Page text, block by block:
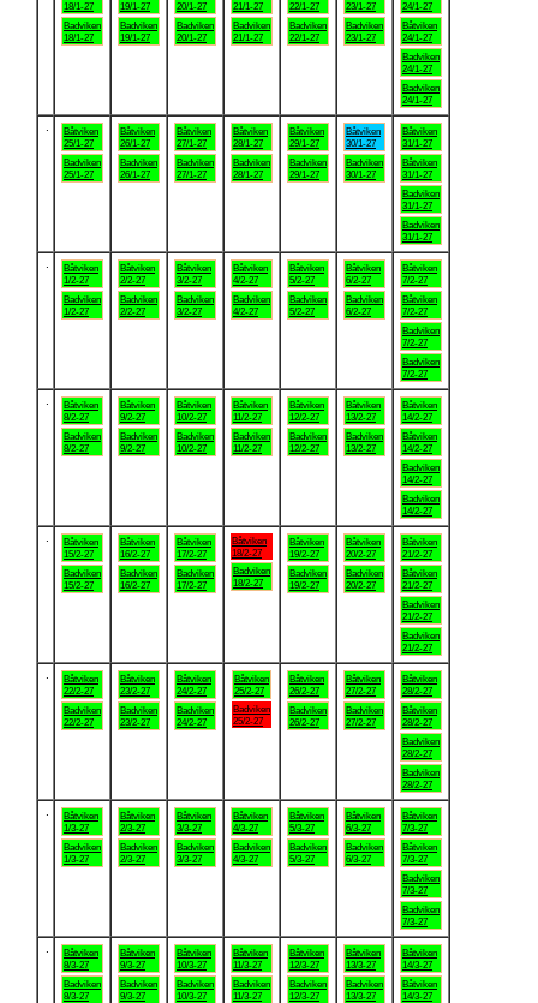
18/1-27
Badviken
18/1-27
19/1-27
Badviken
19/1-27
20/1-27
Badviken
20/1-27
21/1-27
Badviken
21/1-27
22/1-27
Badviken
22/1-27
23/1-27
Badviken
23/1-27
24/1-27
Båtviken
24/1-27
Badviken
24/1-27
Badviken
24/1-27
Båtviken
25/1-27
Badviken
25/1-27
Båtviken
26/1-27
Badviken
26/1-27
Båtviken
27/1-27
Badviken
27/1-27
Båtviken
28/1-27
Badviken
28/1-27
Båtviken
29/1-27
Badviken
29/1-27
Båtviken
30/1-27
Badviken
30/1-27
Båtviken
31/1-27
Båtviken
31/1-27
Badviken
31/1-27
Badviken
31/1-27
Båtviken
1/2-27
Badviken
1/2-27
Båtviken
2/2-27
Badviken
2/2-27
Båtviken
3/2-27
Badviken
3/2-27
Båtviken
4/2-27
Badviken
4/2-27
Båtviken
5/2-27
Badviken
5/2-27
Båtviken
6/2-27
Badviken
6/2-27
Båtviken
7/2-27
Båtviken
7/2-27
Badviken
7/2-27
Badviken
7/2-27
Båtviken
8/2-27
Badviken
8/2-27
Båtviken
9/2-27
Badviken
9/2-27
Båtviken
10/2-27
Badviken
10/2-27
Båtviken
11/2-27
Badviken
11/2-27
Båtviken
12/2-27
Badviken
12/2-27
Båtviken
13/2-27
Badviken
13/2-27
Båtviken
14/2-27
Båtviken
14/2-27
Badviken
14/2-27
Badviken
14/2-27
Båtviken
15/2-27
Badviken
15/2-27
Båtviken
16/2-27
Badviken
16/2-27
Båtviken
17/2-27
Badviken
17/2-27
Båtviken
18/2-27
Badviken
18/2-27
Båtviken
19/2-27
Badviken
19/2-27
Båtviken
20/2-27
Badviken
20/2-27
Båtviken
21/2-27
Båtviken
21/2-27
Badviken
21/2-27
Badviken
21/2-27
Båtviken
22/2-27
Badviken
22/2-27
Båtviken
23/2-27
Badviken
23/2-27
Båtviken
24/2-27
Badviken
24/2-27
Båtviken
25/2-27
Badviken
25/2-27
Båtviken
26/2-27
Badviken
26/2-27
Båtviken
27/2-27
Badviken
27/2-27
Båtviken
28/2-27
Båtviken
28/2-27
Badviken
28/2-27
Badviken
28/2-27
Båtviken
1/3-27
Badviken
1/3-27
Båtviken
2/3-27
Badviken
2/3-27
Båtviken
3/3-27
Badviken
3/3-27
Båtviken
4/3-27
Badviken
4/3-27
Båtviken
5/3-27
Badviken
5/3-27
Båtviken
6/3-27
Badviken
6/3-27
Båtviken
7/3-27
Båtviken
7/3-27
Badviken
7/3-27
Badviken
7/3-27
Båtviken
8/3-27
Badviken
8/3-27
Båtviken
9/3-27
Badviken
9/3-27
Båtviken
10/3-27
Badviken
10/3-27
Båtviken
11/3-27
Badviken
11/3-27
Båtviken
12/3-27
Badviken
12/3-27
Båtviken
13/3-27
Badviken
13/3-27
Båtviken
14/3-27
Båtviken
14/3-27